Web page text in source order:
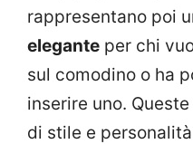
rappresentano poi
elegante per chi
sul comodino o ha
inserire uno.
di stile e